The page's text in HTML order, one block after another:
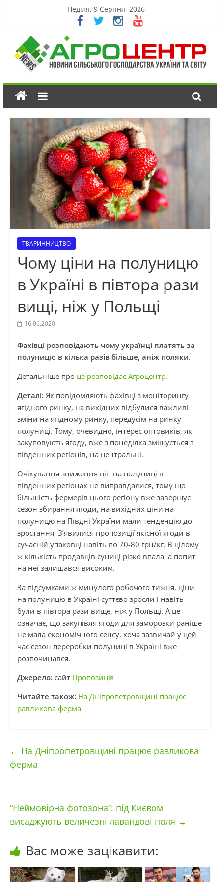
Неділя, 9 Серпня, 2026
ТВАРИННИЦТВО
Чому ціни на полуницю
в Україні в півтора рази
вищі, ніж у Польщі
16.06.2020
Фахівці розповідають чому українці платять за
полуницю в кілька разів більше, аніж поляки.
Детальніше про це розповідає Агроцентр.
Деталі: Як повідомляють фахівці з моніторингу
ягідного ринку, на вихідних відбулися важливі
зміни на ягідному ринку, передусім на ринку
полуниці. Тому, очевидно, інтерес оптовиків, які
закуповують ягоду, вже з понеділка зміщується з
південних регіонів, на центральні.
Очікування зниження цін на полуниці в
південних регіонах не виправдалися, тому що
більшість фермерів цього регіону вже завершує
сезон збирання ягоди, на вихідних ціни на
полуницю на Півдні України мали тенденцію до
зростання. З’явилися пропозиції якісної ягоди в
сучасній упаковці навіть по 70-80 грн/кг. В цілому
ж кількість продавців суниці різко впала, а попит
на неї залишався високим.
За підсумками ж минулого робочого тижня, ціни
на полуницю в Україні суттєво зросли і навіть
були в півтора рази вище, ніж у Польщі. А це
означає, що закупівля ягоди для заморозки раніше
не мала економічного сенсу, хоча зазвичай у цей
час сезон переробки полуниці в Україні вже
розпочинався.
Джерело: сайт Пропозиція
Читайте також: На Дніпропетровщині працює
равликова ферма
← На Дніпропетровщині працює равликова
ферма
“Неймовірна фотозона”: під Києвом
висаджують величезні лавандові поля →
Вас може зацікавити: